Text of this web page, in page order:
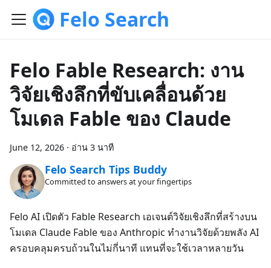
Felo Search
Felo Fable Research: งาน
วิจัยเชิงลึกที่ขับเคลื่อนด้วย
โมเดล Fable ของ Claude
June 12, 2026 · อ่าน 3 นาที
Felo Search Tips Buddy
Committed to answers at your fingertips
Felo AI เปิดตัว Fable Research เอเจนต์วิจัยเชิงลึกที่สร้างบน
โมเดล Claude Fable ของ Anthropic ทำงานวิจัยด้วยพลัง AI
ครอบคลุมครบถ้วนในไม่กี่นาที แทนที่จะใช้เวลาหลายวัน